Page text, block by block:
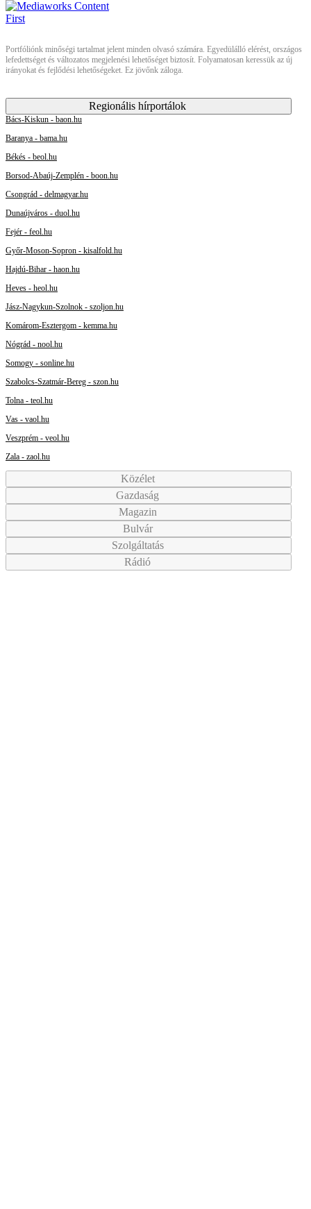
Portfóliónk minőségi tartalmat jelent minden olvasó számára. Egyedülálló elérést, országos
lefedettséget és változatos megjelenési lehetőséget biztosít. Folyamatosan keressük az új
irányokat és fejlődési lehetőségeket. Ez jövőnk záloga.
Regionális hírportálok
Bács-Kiskun - baon.hu
Baranya - bama.hu
Békés - beol.hu
Borsod-Abaúj-Zemplén - boon.hu
Csongrád - delmagyar.hu
Dunaújváros - duol.hu
Fejér - feol.hu
Győr-Moson-Sopron - kisalfold.hu
Hajdú-Bihar - haon.hu
Heves - heol.hu
Jász-Nagykun-Szolnok - szoljon.hu
Komárom-Esztergom - kemma.hu
Nógrád - nool.hu
Somogy - sonline.hu
Szabolcs-Szatmár-Bereg - szon.hu
Tolna - teol.hu
Vas - vaol.hu
Veszprém - veol.hu
Zala - zaol.hu
Közélet
Gazdaság
Magazin
Bulvár
Szolgáltatás
Rádió